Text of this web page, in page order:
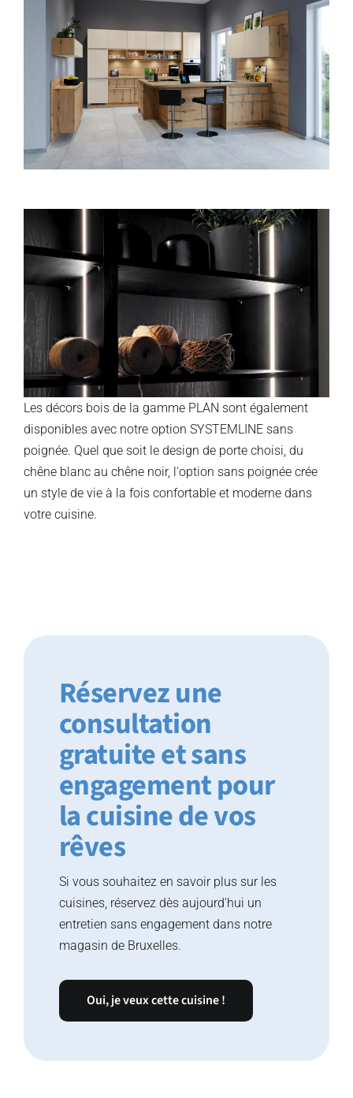
Les décors bois de la gamme PLAN sont également
disponibles avec notre option SYSTEMLINE sans
poignée. Quel que soit le design de porte choisi, du
chêne blanc au chêne noir, l'option sans poignée crée
un style de vie à la fois confortable et moderne dans
votre cuisine.
Réservez une
consultation
gratuite et sans
engagement pour
la cuisine de vos
rêves
Si vous souhaitez en savoir plus sur les
cuisines, réservez dès aujourd'hui un
entretien sans engagement dans notre
magasin de Bruxelles.
Oui, je veux cette cuisine !